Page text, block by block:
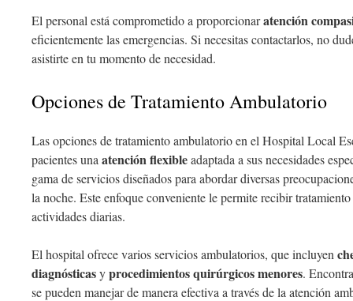
El personal está comprometido a proporcionaratención
eficientemente las emergencias. Si necesitas contactarlos, no
asistirte en tu momento de necesidad.
Opciones de Tratamiento Ambulatorio
Las opciones de tratamiento ambulatorio en el Hospital Local
pacientes una atención flexibleadaptada a sus necesidades
gama de servicios diseñados para abordar diversas
la noche. Este enfoque conveniente le permite recibir
actividades diarias.
El hospital ofrece varios servicios ambulatorios, que incluyen
diagnósticasyprocedimientos quirúrgicos menores.
se pueden manejar de manera efectiva a través de la atención